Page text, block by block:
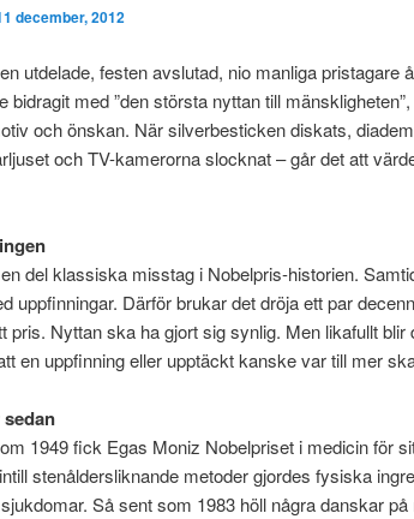
december, 2012
utdelade, festen avslutad, nio manliga pristagare
bidragit med ”den största nyttan till
och önskan. När silverbesticken diskats,
och TV-kamerorna slocknat – går det att
del klassiska misstag i Nobelpris-historien.
uppfinningar. Därför brukar det dröja ett par
pris. Nyttan ska ha gjort sig synlig. Men likafullt blir
en uppfinning eller upptäckt kanske var till mer
sedan
1949 fick Egas Moniz Nobelpriset i medicin för
stenåldersliknande metoder gjordes fysiska
Så sent som 1983 höll några danskar